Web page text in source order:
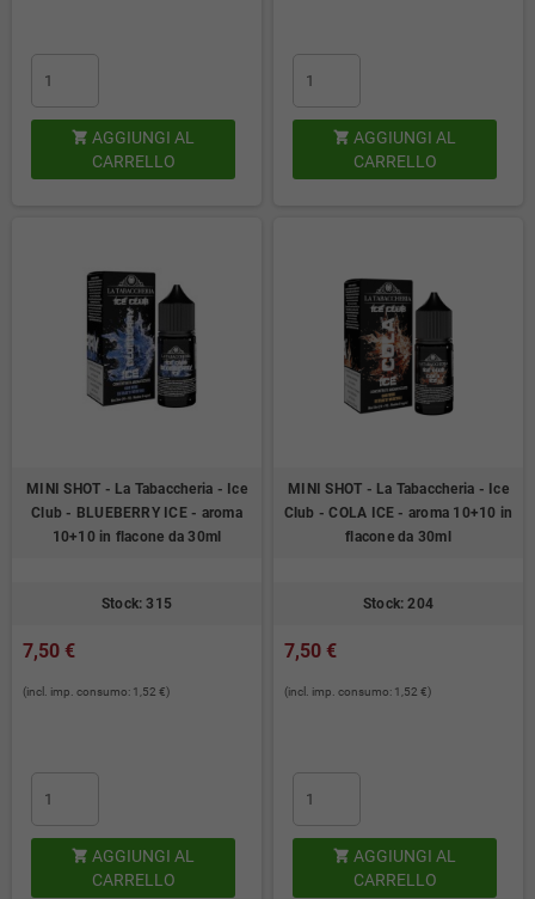
 AGGIUNGI AL
CARRELLO
 AGGIUNGI AL
CARRELLO
MINI SHOT - La Tabaccheria - Ice
Club - BLUEBERRY ICE - aroma
10+10 in flacone da 30ml
Stock: 315
7,50 €
(incl. imp. consumo: 1,52 €)
 AGGIUNGI AL
CARRELLO
MINI SHOT - La Tabaccheria - Ice
Club - COLA ICE - aroma 10+10 in
flacone da 30ml
Stock: 204
7,50 €
(incl. imp. consumo: 1,52 €)
 AGGIUNGI AL
CARRELLO